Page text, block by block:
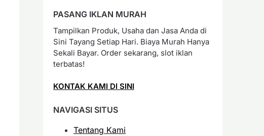
PASANG IKLAN MURAH
Tampilkan Produk, Usaha dan Jasa Anda di
Sini Tayang Setiap Hari. Biaya Murah Hanya
Sekali Bayar. Order sekarang, slot iklan
terbatas!
KONTAK KAMI DI SINI
NAVIGASI SITUS
Tentang Kami